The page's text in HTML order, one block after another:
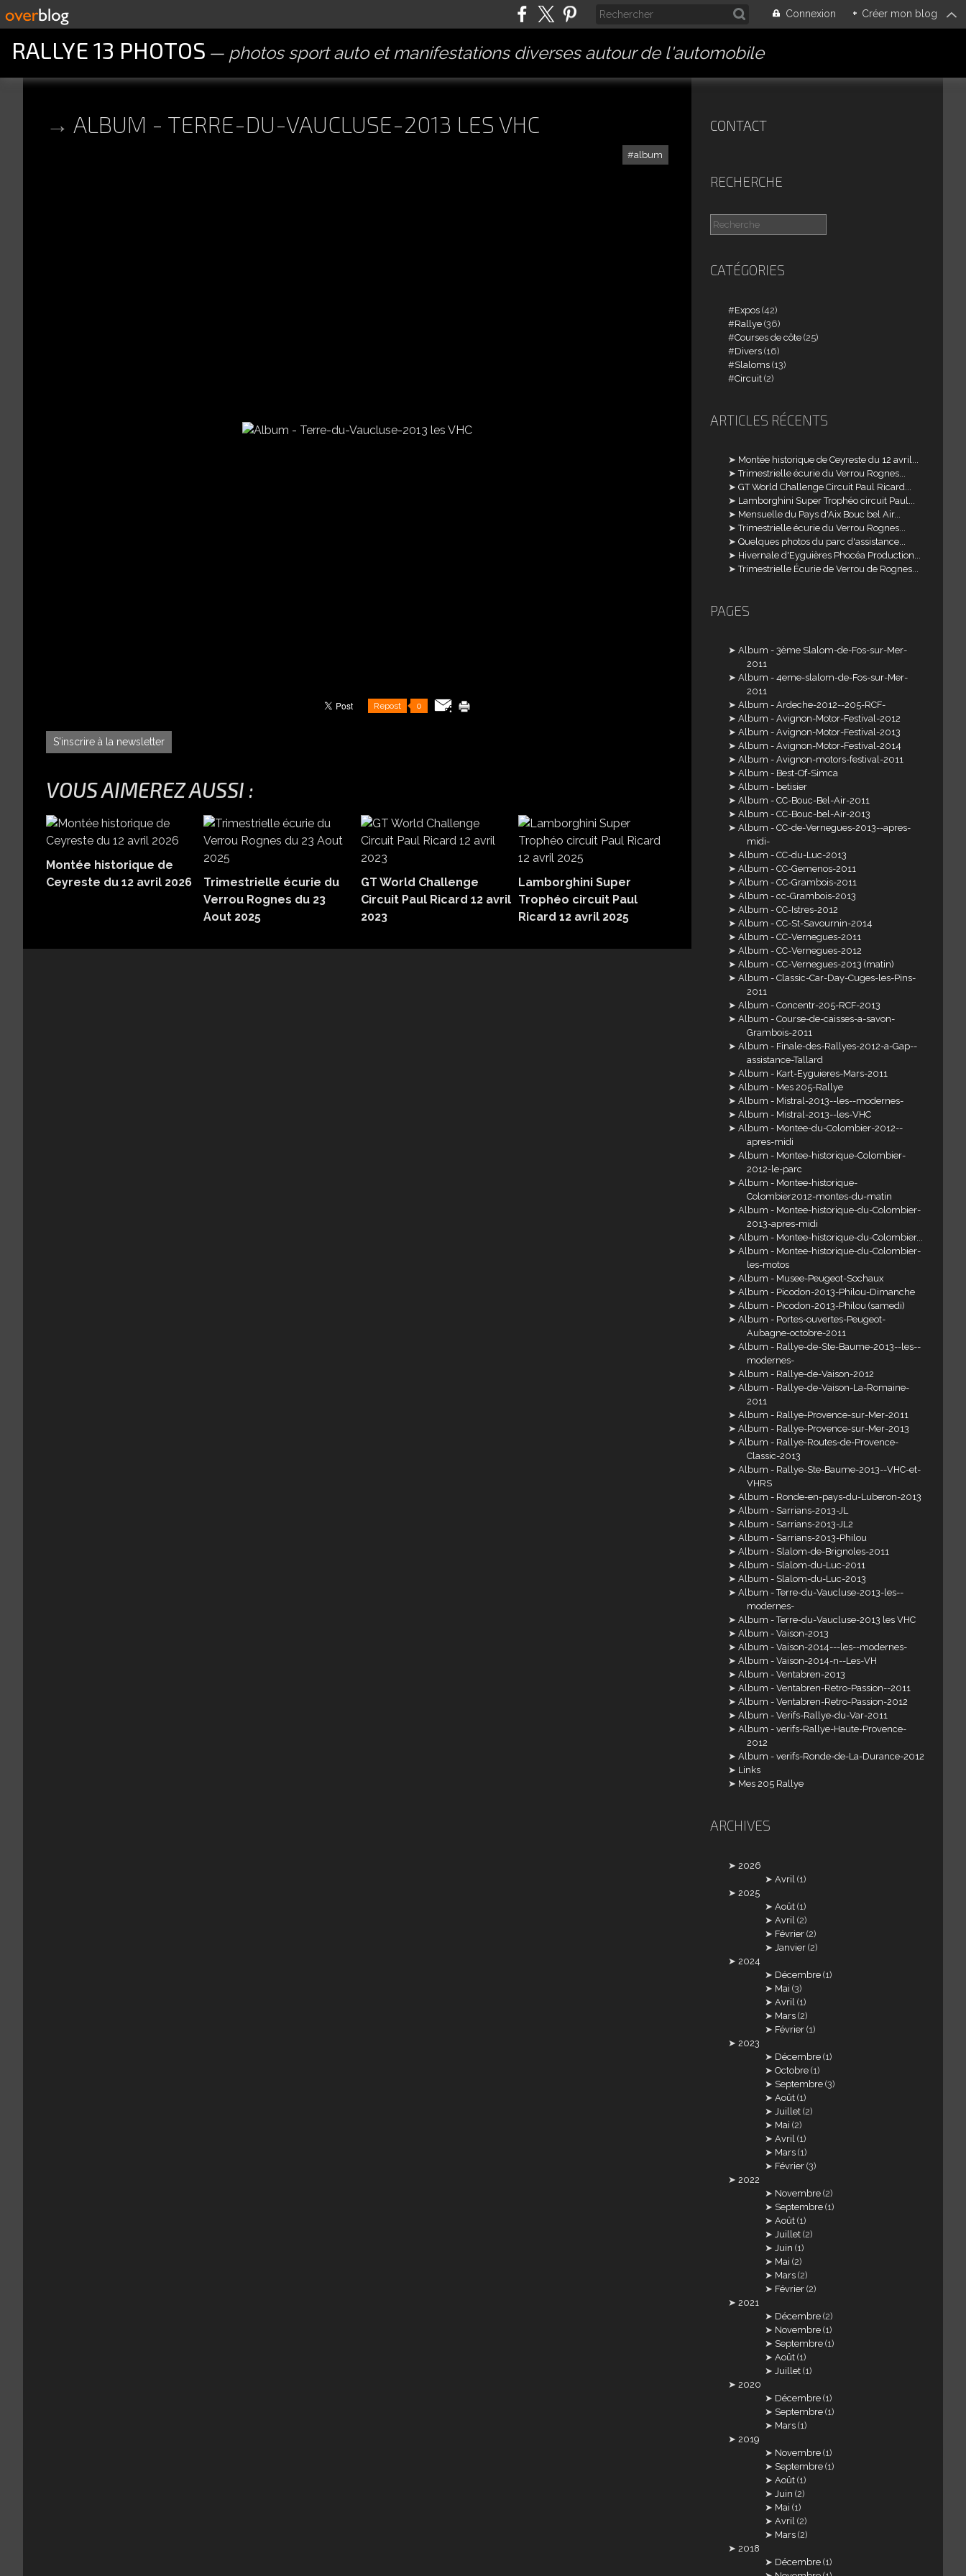
Connexion + Créer mon blog
RALLYE 13 PHOTOS photos sport auto et manifestations diverses autour de l'automobile
ALBUM - TERRE-DU-VAUCLUSE-2013 LES VHC
album
Repost 0
S'inscrire à la newsletter
VOUS AIMEREZ AUSSI :
Montée historique de
Ceyreste du 12 avril 2026
Trimestrielle écurie du
Verrou Rognes du 23
Aout 2025
GT World Challenge
Circuit Paul Ricard 12 avril
2023
Lamborghini Super
Trophéo circuit Paul
Ricard 12 avril 2025
CONTACT
RECHERCHE
CATÉGORIES
Expos (42)
Rallye (36)
Courses de côte (25)
Divers (16)
Slaloms (13)
Circuit (2)
ARTICLES RÉCENTS
Montée historique de Ceyreste du 12 avril...
Trimestrielle écurie du Verrou Rognes...
GT World Challenge Circuit Paul Ricard...
Lamborghini Super Trophéo circuit Paul...
Mensuelle du Pays d'Aix Bouc bel Air...
Trimestrielle écurie du Verrou Rognes...
Quelques photos du parc d'assistance...
Hivernale d'Eyguières Phocéa Production...
Trimestrielle Écurie de Verrou de Rognes...
PAGES
Album - 3ème Slalom-de-Fos-sur-Mer-
2011
Album - 4eme-slalom-de-Fos-sur-Mer-
2011
Album - Ardeche-2012--205-RCF-
Album - Avignon-Motor-Festival-2012
Album - Avignon-Motor-Festival-2013
Album - Avignon-Motor-Festival-2014
Album - Avignon-motors-festival-2011
Album - Best-Of-Simca
Album - betisier
Album - CC-Bouc-Bel-Air-2011
Album - CC-Bouc-bel-Air-2013
Album - CC-de-Vernegues-2013--apres-
midi-
Album - CC-du-Luc-2013
Album - CC-Gemenos-2011
Album - CC-Grambois-2011
Album - cc-Grambois-2013
Album - CC-Istres-2012
Album - CC-St-Savournin-2014
Album - CC-Vernegues-2011
Album - CC-Vernegues-2012
Album - CC-Vernegues-2013 (matin)
Album - Classic-Car-Day-Cuges-les-Pins-
2011
Album - Concentr-205-RCF-2013
Album - Course-de-caisses-a-savon-
Grambois-2011
Album - Finale-des-Rallyes-2012-a-Gap--
assistance-Tallard
Album - Kart-Eyguieres-Mars-2011
Album - Mes 205-Rallye
Album - Mistral-2013--les--modernes-
Album - Mistral-2013--les-VHC
Album - Montee-du-Colombier-2012--
apres-midi
Album - Montee-historique-Colombier-
2012-le-parc
Album - Montee-historique-
Colombier2012-montes-du-matin
Album - Montee-historique-du-Colombier-
2013-apres-midi
Album - Montee-historique-du-Colombier...
Album - Montee-historique-du-Colombier-
les-motos
Album - Musee-Peugeot-Sochaux
Album - Picodon-2013-Philou-Dimanche
Album - Picodon-2013-Philou (samedi)
Album - Portes-ouvertes-Peugeot-
Aubagne-octobre-2011
Album - Rallye-de-Ste-Baume-2013--les--
modernes-
Album - Rallye-de-Vaison-2012
Album - Rallye-de-Vaison-La-Romaine-
2011
Album - Rallye-Provence-sur-Mer-2011
Album - Rallye-Provence-sur-Mer-2013
Album - Rallye-Routes-de-Provence-
Classic-2013
Album - Rallye-Ste-Baume-2013--VHC-et-
VHRS
Album - Ronde-en-pays-du-Luberon-2013
Album - Sarrians-2013-JL
Album - Sarrians-2013-JL2
Album - Sarrians-2013-Philou
Album - Slalom-de-Brignoles-2011
Album - Slalom-du-Luc-2011
Album - Slalom-du-Luc-2013
Album - Terre-du-Vaucluse-2013-les--
modernes-
Album - Terre-du-Vaucluse-2013 les VHC
Album - Vaison-2013
Album - Vaison-2014---les--modernes-
Album - Vaison-2014-n--Les-VH
Album - Ventabren-2013
Album - Ventabren-Retro-Passion--2011
Album - Ventabren-Retro-Passion-2012
Album - Verifs-Rallye-du-Var-2011
Album - verifs-Rallye-Haute-Provence-
2012
Album - verifs-Ronde-de-La-Durance-2012
Links
Mes 205 Rallye
ARCHIVES
2026
Avril (1)
2025
Août (1)
Avril (2)
Février (2)
Janvier (2)
2024
Décembre (1)
Mai (3)
Avril (1)
Mars (2)
Février (1)
2023
Décembre (1)
Octobre (1)
Septembre (3)
Août (1)
Juillet (2)
Mai (2)
Avril (1)
Mars (1)
Février (3)
2022
Novembre (2)
Septembre (1)
Août (1)
Juillet (2)
Juin (1)
Mai (2)
Mars (2)
Février (2)
2021
Décembre (2)
Novembre (1)
Septembre (1)
Août (1)
Juillet (1)
2020
Décembre (1)
Septembre (1)
Mars (1)
2019
Novembre (1)
Septembre (1)
Août (1)
Juin (2)
Mai (1)
Avril (2)
Mars (2)
2018
Décembre (1)